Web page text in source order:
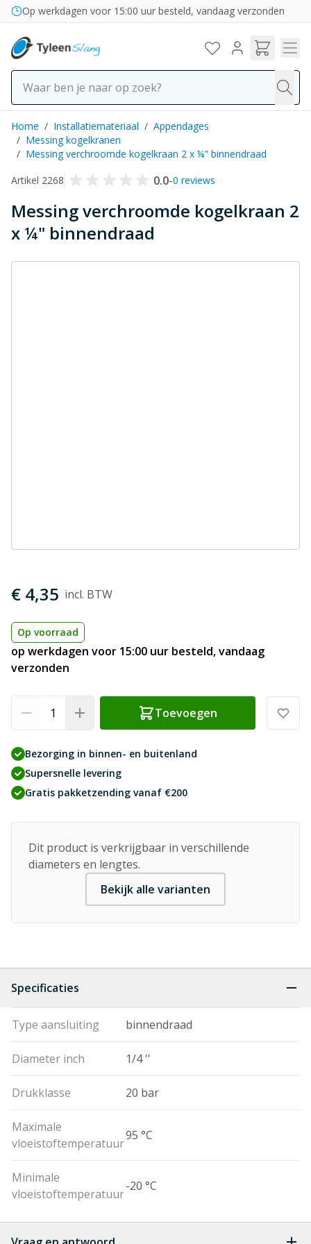
Ga naar de inhoud
Op werkdagen voor 15:00 uur besteld, vandaag verzonden
Home / Installatiemateriaal / Appendages
/ Messing kogelkranen
/ Messing verchroomde kogelkraan 2 x ¼" binnendraad
Artikel 2268
0.0-0 reviews
Messing verchroomde kogelkraan 2
x ¼" binnendraad
€ 4,35
Op voorraad
op werkdagen voor 15:00 uur besteld, vandaag
verzonden
Toevoegen
Bezorging in binnen- en buitenland
Supersnelle levering
Gratis pakketzending vanaf €200
Dit product is verkrijgbaar in verschillende
diameters en lengtes.
Bekijk alle varianten
Specificaties
Type aansluiting binnendraad
Diameter inch 1/4 ''
Drukklasse 20 bar
Maximale
vloeistoftemperatuur
95 °C
Minimale
vloeistoftemperatuur
-20 °C